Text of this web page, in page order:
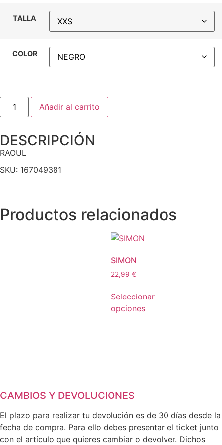
TALLA
COLOR
Añadir al carrito
DESCRIPCIÓN
RAOUL
SKU: 167049381
Productos relacionados
SIMON
22,99 €
Seleccionar
opciones
CAMBIOS Y DEVOLUCIONES
El plazo para realizar tu devolución es de 30 días desde la
fecha de compra. Para ello debes presentar el ticket junto
con el artículo que quieres cambiar o devolver. Dichos